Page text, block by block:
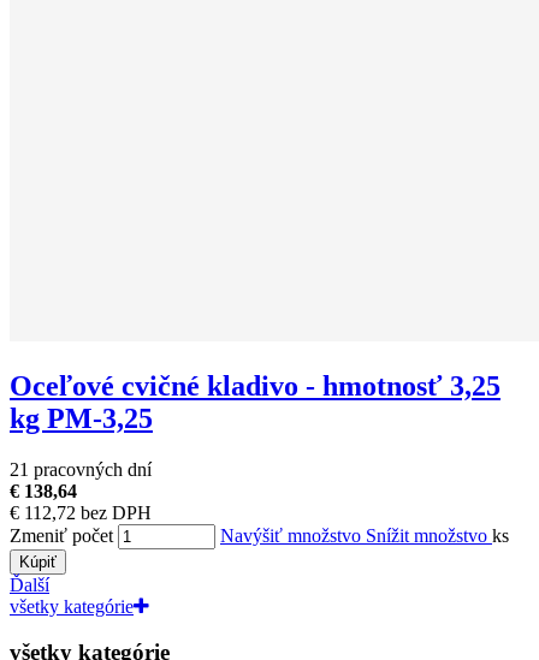
Oceľové cvičné kladivo - hmotnosť 3,25
kg PM-3,25
21 pracovných dní
€ 138,64
€ 112,72 bez DPH
Zmeniť počet
Navýšiť množstvo Snížit množstvo ks
Kúpiť
Ďalší
všetky kategórie
všetky kategórie